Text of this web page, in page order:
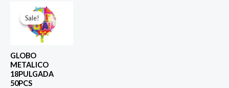
Sale!
Sale!
GLOBO
METALICO
18PULGADA
50PCS
El
precio
original
era: